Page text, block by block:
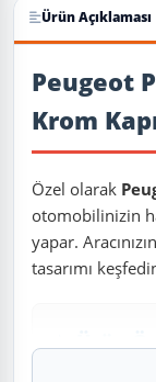
Ürün Açıklaması
Ürün Açıklaması
Peugeot
Krom
Özel olarak
otomobilinizin
yapar.
tasarımı
✨ Ürün